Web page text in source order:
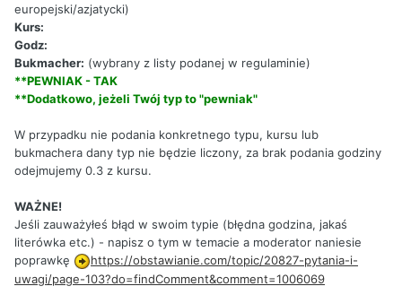
europejski/azjatycki)
Kurs:
Godz:
Bukmacher: (wybrany z listy podanej w regulaminie)
**PEWNIAK - TAK
**Dodatkowo, jeżeli Twój typ to "pewniak"
W przypadku nie podania konkretnego typu, kursu lub
bukmachera dany typ nie będzie liczony, za brak podania godziny
odejmujemy 0.3 z kursu.
WAŻNE!
Jeśli zauważyłeś błąd w swoim typie (błędna godzina, jakaś
literówka etc.) - napisz o tym w temacie a moderator naniesie
poprawkę
https://obstawianie.com/topic/20827-pytania-i-
uwagi/page-103?do=findComment&comment=1006069